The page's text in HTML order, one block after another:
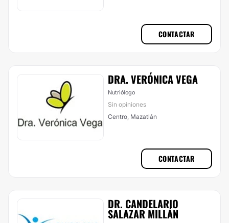
CONTACTAR
DRA. VERÓNICA VEGA
Nutriólogo
Sin opiniones
Centro, Mazatlán
CONTACTAR
DR. CANDELARIO
SALAZAR MILLÁN